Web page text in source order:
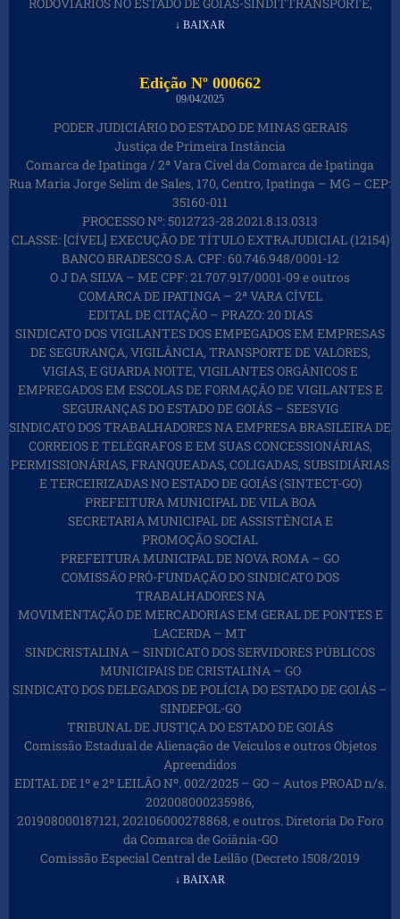
↓ BAIXAR
Edição Nº 000662
09/04/2025
PODER JUDICIÁRIO DO ESTADO DE MINAS GERAIS
Justiça de Primeira Instância
Comarca de Ipatinga / 2ª Vara Cível da Comarca de Ipatinga
Rua Maria Jorge Selim de Sales, 170, Centro, Ipatinga – MG – CEP:
35160-011
PROCESSO Nº: 5012723-28.2021.8.13.0313
CLASSE: [CÍVEL] EXECUÇÃO DE TÍTULO EXTRAJUDICIAL (12154)
BANCO BRADESCO S.A. CPF: 60.746.948/0001-12
O J DA SILVA – ME CPF: 21.707.917/0001-09 e outros
COMARCA DE IPATINGA – 2ª VARA CÍVEL
EDITAL DE CITAÇÃO – PRAZO: 20 DIAS
SINDICATO DOS VIGILANTES DOS EMPEGADOS EM EMPRESAS
DE SEGURANÇA, VIGILÂNCIA, TRANSPORTE DE VALORES,
VIGIAS, E GUARDA NOITE, VIGILANTES ORGÂNICOS E
EMPREGADOS EM ESCOLAS DE FORMAÇÃO DE VIGILANTES E
SEGURANÇAS DO ESTADO DE GOIÁS – SEESVIG
SINDICATO DOS TRABALHADORES NA EMPRESA BRASILEIRA DE
CORREIOS E TELÉGRAFOS E EM SUAS CONCESSIONÁRIAS,
PERMISSIONÁRIAS, FRANQUEADAS, COLIGADAS, SUBSIDIÁRIAS
E TERCEIRIZADAS NO ESTADO DE GOIÁS (SINTECT-GO)
PREFEITURA MUNICIPAL DE VILA BOA
SECRETARIA MUNICIPAL DE ASSISTÊNCIA E
PROMOÇÃO SOCIAL
PREFEITURA MUNICIPAL DE NOVA ROMA – GO
COMISSÃO PRÓ-FUNDAÇÃO DO SINDICATO DOS
TRABALHADORES NA
MOVIMENTAÇÃO DE MERCADORIAS EM GERAL DE PONTES E
LACERDA – MT
SINDCRISTALINA – SINDICATO DOS SERVIDORES PÚBLICOS
MUNICIPAIS DE CRISTALINA – GO
SINDICATO DOS DELEGADOS DE POLÍCIA DO ESTADO DE GOIÁS –
SINDEPOL-GO
TRIBUNAL DE JUSTIÇA DO ESTADO DE GOIÁS
Comissão Estadual de Alienação de Veículos e outros Objetos
Apreendidos
EDITAL DE 1º e 2º LEILÃO Nº. 002/2025 – GO – Autos PROAD n/s.
202008000235986,
201908000187121, 202106000278868, e outros. Diretoria Do Foro
da Comarca de Goiânia-GO
Comissão Especial Central de Leilão (Decreto 1508/2019
↓ BAIXAR